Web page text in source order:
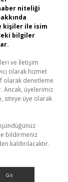
niteliği
kişiler ile isim
bilgiler
ve İletişim
olarak hizmet
olarak denetleme
Ancak, üyelerimiz
siteye üye olarak
bildirmeniz
kaldırılacaktır.